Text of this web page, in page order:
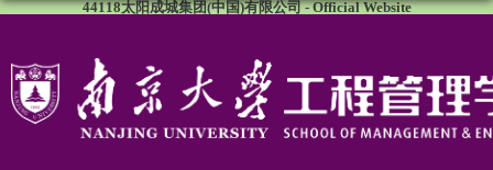
44118太阳成城集团(中国)有限公司 - Official Website